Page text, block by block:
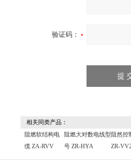
验证码：
相关同类产品：
阻燃软结构电
缆 ZA-RVV
阻燃大对数电线型
号 ZR-HYA
阻然控
ZR-